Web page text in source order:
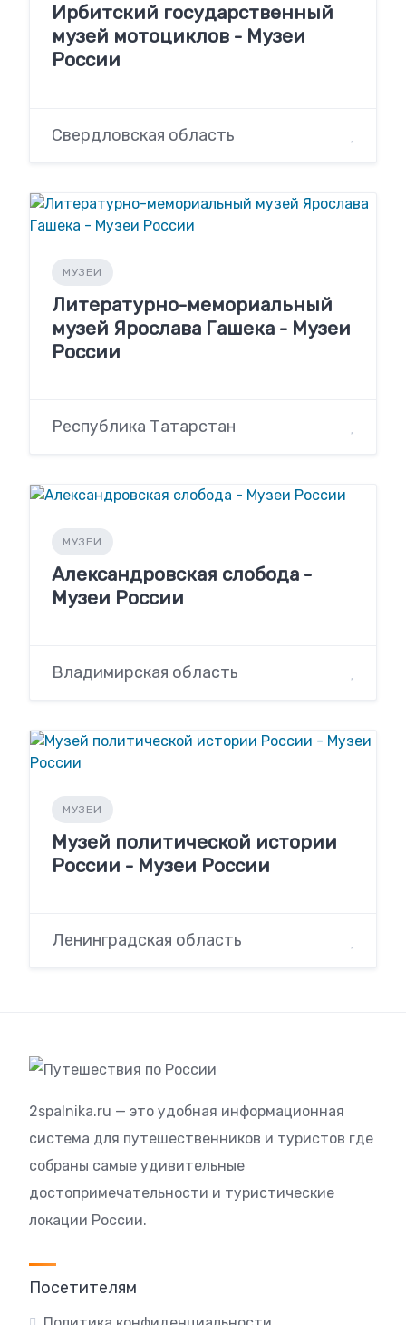
Ирбитский государственный
музей мотоциклов - Музеи
России
Свердловская область
МУЗЕИ
Литературно-мемориальный
музей Ярослава Гашека - Музеи
России
Республика Татарстан
МУЗЕИ
Александровская слобода -
Музеи России
Владимирская область
МУЗЕИ
Музей политической истории
России - Музеи России
Ленинградская область
2spalnika.ru — это удобная информационная
система для путешественников и туристов где
собраны самые удивительные
достопримечательности и туристические
локации России.
Посетителям